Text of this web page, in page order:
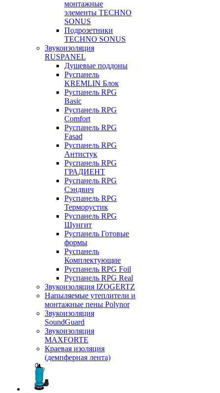
монтажные
элементы TECHNO
SONUS
Подрозетники
TECHNO SONUS
Звукоизоляция
RUSPANEL
Душевые поддоны
Руспанель
KREMLIN Блок
Руспанель RPG
Basic
Руспанель RPG
Comfort
Руспанель RPG
Fasad
Руспанель RPG
Антистук
Руспанель RPG
ГРАДИЕНТ
Руспанель RPG
Сэндвич
Руспанель RPG
Терморустик
Руспанель RPG
Шунгит
Руспанель Готовые
формы
Руспанель
Комплектующие
Руспанель RPG Foil
Руспанель RPG Real
Звукоизоляция IZOGERTZ
Напыляемые утеплители и
монтажные пены Polynor
Звукоизоляция
SoundGuard
Звукоизоляция
MAXFORTE
Краевая изоляция
(демпферная лента)